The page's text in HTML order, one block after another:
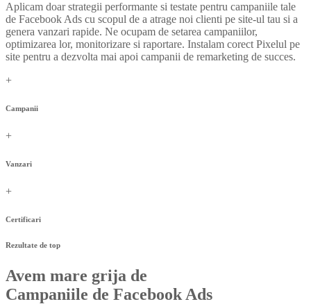
Aplicam doar strategii performante si testate pentru campaniile tale
de Facebook Ads cu scopul de a atrage noi clienti pe site-ul tau si a
genera vanzari rapide. Ne ocupam de setarea campaniilor,
optimizarea lor, monitorizare si raportare. Instalam corect Pixelul pe
site pentru a dezvolta mai apoi campanii de remarketing de succes.
+
Campanii
+
Vanzari
+
Certificari
Rezultate de top
Avem mare grija de
Campaniile de Facebook Ads